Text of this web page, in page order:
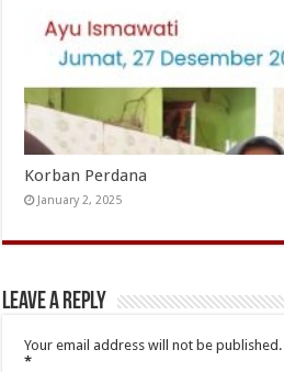
Korban Perdana
January 2, 2025
Leave a Reply
Your email address will not be published.
*